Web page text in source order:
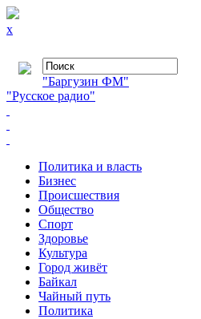
x
"Баргузин ФМ"
"Русское радио"
Политика и власть
Бизнес
Происшествия
Общество
Cпорт
Здоровье
Культура
Город живёт
Байкал
Чайный путь
Политика